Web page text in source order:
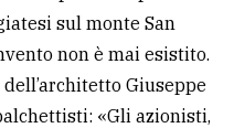
sul monte San
non è mai esistito.
Giuseppe
«Gli azionisti,